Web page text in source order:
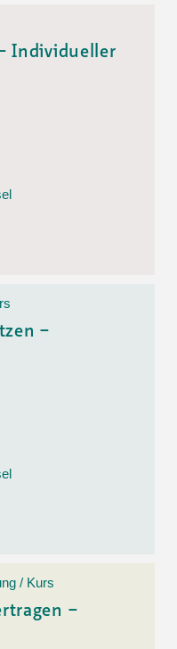
Individueller
–
/ Kurs
–